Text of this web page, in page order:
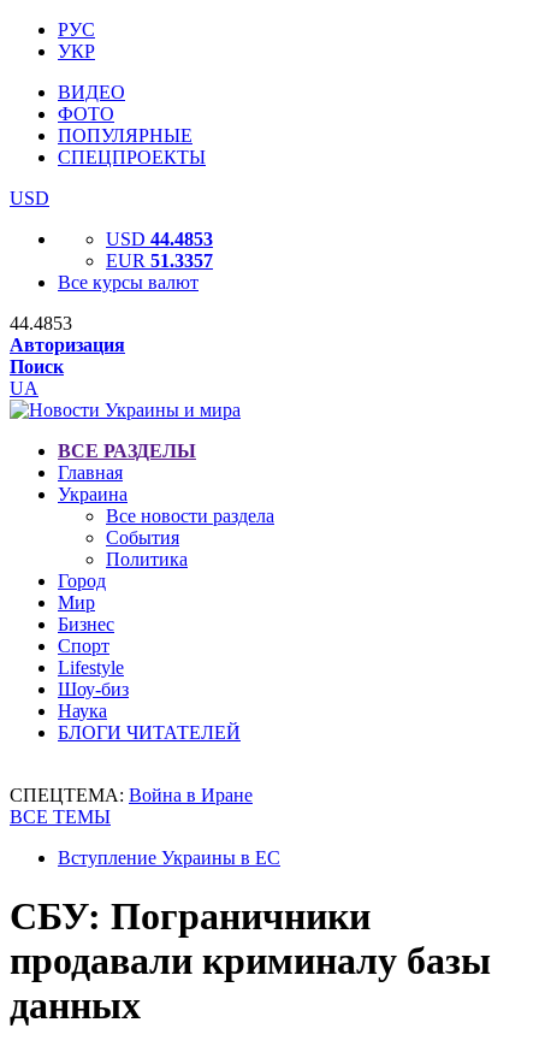
РУС
УКР
ВИДЕО
ФОТО
ПОПУЛЯРНЫЕ
СПЕЦПРОЕКТЫ
USD
USD 44.4853
EUR 51.3357
Все курсы валют
44.4853
Авторизация
Поиск
UA
ВСЕ РАЗДЕЛЫ
Главная
Украина
Все новости раздела
События
Политика
Город
Мир
Бизнес
Спорт
Lifestyle
Шоу-биз
Наука
БЛОГИ ЧИТАТЕЛЕЙ
СПЕЦТЕМА: Война в Иране
ВСЕ ТЕМЫ
Вступление Украины в ЕС
СБУ: Пограничники
продавали криминалу базы
данных